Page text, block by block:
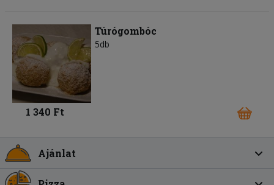
Túrógombóc
5db
1 340 Ft
Ajánlat